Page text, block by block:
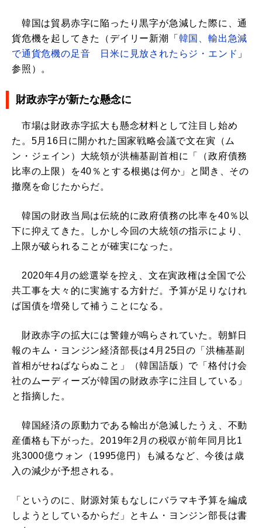
韓国は貿易赤字に陥ったり黒字が急減した際に、通
貨危機を起してきた（デイリー新潮「 韓国、輸出急減
で通貨危機の足音 日米に見放されたらジ・エンド 」
参照）。
財政赤字が新たな懸念に
市場は財政赤字拡大も懸念材料として注目し始め
た。5月16日に開かれた国家戦略会議で文在寅（ム
ン・ジェイン）大統領が洪楠基副首相に「（政府債務
比率の上限）を40％とする根拠は何か」と聞き、その
撤廃を命じたからだ。
韓国の財政当局は伝統的に政府債務の比率を40％以
下に抑えてきた。しかし今回の大統領の指示により、
上限が破られることが確実になった。
2020年4月の総選挙を控え、文在寅政権は全国で公
共工事を大々的に実施する方針だ。予算が足りなけれ
ば国債を増発して補うことになる。
財政赤字の拡大には警鐘が鳴らされていた。朝鮮日
報のキム・ヨンジン経済部長は4月25日の「洪楠基副
首相がせねばならぬこと」（韓国語版）で「格付け会
社のムーディーズが韓国の財政赤字に注目している」
と指摘した。
韓国経済の原動力である輸出が急減したうえ、不動
産価格も下がった。2019年2月の税収が前年同月比1
兆3000億ウォン（1995億円）も減るなど、今後は歳
入の減少が予想される。
「というのに、財源対策もなしにバラマキ予算を編成
しようとしているからだ」とキム・ヨンジン部長は書